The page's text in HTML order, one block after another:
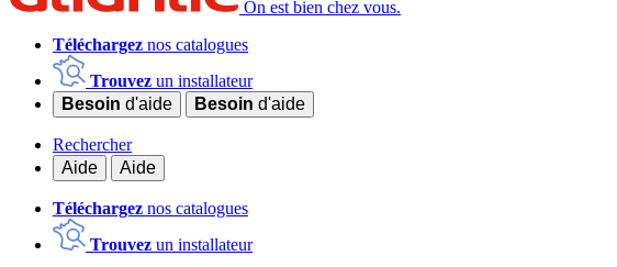
On est bien chez vous.
Téléchargez nos catalogues
Trouvez un installateur
Besoin d'aide Besoin d'aide
Rechercher
Aide
Aide
Téléchargez nos catalogues
Trouvez un installateur